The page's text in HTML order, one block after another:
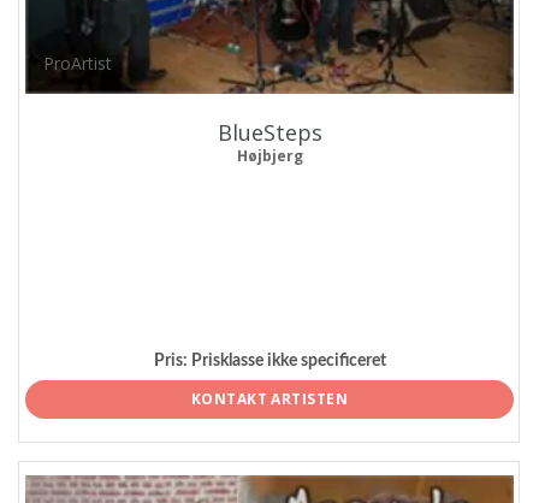
ProArtist
BlueSteps
Højbjerg
Pris: Prisklasse ikke specificeret
KONTAKT ARTISTEN